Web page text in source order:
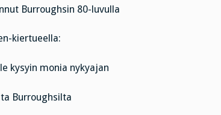
Burroughsin 80-luvulla
kiertueella:
kysyin monia nykyajan
Burroughsilta